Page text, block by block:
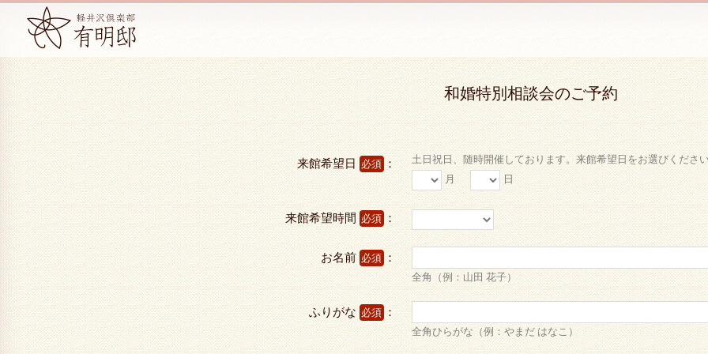
和婚特別相談会のご予約
来館希望日 必須 ：
土日祝日、随時開催しております。来館希望日をお選びくださ
月
日
来館希望時間 必須 ：
お名前 必須 ：
全角（例：山田 花子）
ふりがな 必須 ：
全角ひらがな（例：やまだ はなこ）